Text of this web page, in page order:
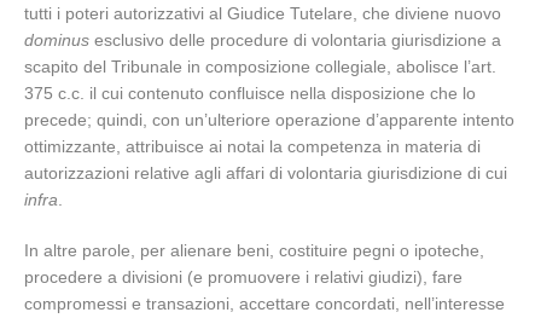
tutti i poteri autorizzativi al Giudice Tutelare, che diviene nuovo
dominus esclusivo delle procedure di volontaria giurisdizione a
scapito del Tribunale in composizione collegiale, abolisce l’art.
375 c.c. il cui contenuto confluisce nella disposizione che lo
precede; quindi, con un’ulteriore operazione d’apparente intento
ottimizzante, attribuisce ai notai la competenza in materia di
autorizzazioni relative agli affari di volontaria giurisdizione di cui
infra
In altre parole, per alienare beni, costituire pegni o ipoteche,
procedere a divisioni (e promuovere i relativi giudizi), fare
compromessi e transazioni, accettare concordati, nell’interesse